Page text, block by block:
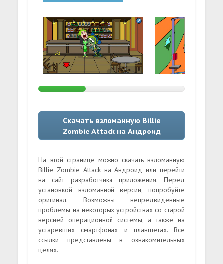
Скачать взломанную Billie
Zombie Attack на Андроид
На этой странице можно скачать взломанную
Billie Zombie Attack на Андроид или перейти
на сайт разработчика приложения. Перед
установкой взломанной версии, попробуйте
оригинал. Возможны непредвиденные
проблемы на некоторых устройствах со старой
версией операционной системы, а также на
устаревших смартфонах и планшетах. Все
ссылки представлены в ознакомительных
целях.